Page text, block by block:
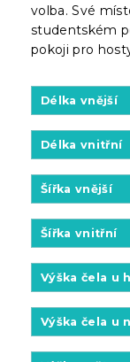
volba. Své
studentském
pokoji pro
Délka vnější
Délka vnitřní
Šířka vnější
Šířka vnitřní
Výška čela u
Výška čela u